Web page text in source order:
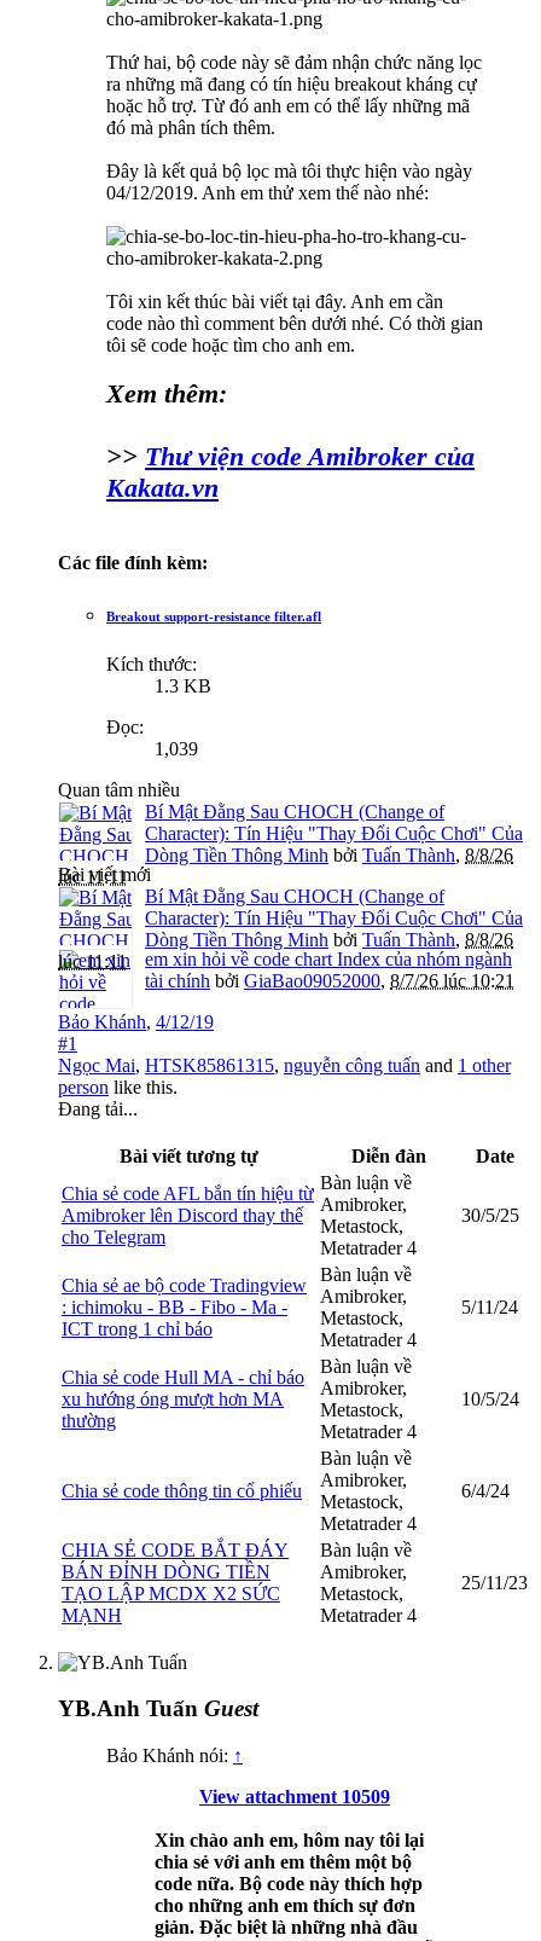
Thứ hai, bộ code này sẽ đảm nhận chức năng lọc
ra những mã đang có tín hiệu breakout kháng cự
hoặc hỗ trợ. Từ đó anh em có thể lấy những mã
đó mà phân tích thêm.
Đây là kết quả bộ lọc mà tôi thực hiện vào ngày
04/12/2019. Anh em thử xem thế nào nhé:
Tôi xin kết thúc bài viết tại đây. Anh em cần
code nào thì comment bên dưới nhé. Có thời gian
tôi sẽ code hoặc tìm cho anh em.
Xem thêm:
>> Thư viện code Amibroker của
Kakata.vn
Các file đính kèm:
Breakout support-resistance filter.afl
Kích thước:
1.3 KB
Đọc:
1,039
Quan tâm nhiều
Bí Mật Đằng Sau CHOCH (Change of
Character): Tín Hiệu "Thay Đổi Cuộc Chơi" Của
Dòng Tiền Thông Minh bởi Tuấn Thành, 8/8/26
lúc 11:11
Bài viết mới
Bí Mật Đằng Sau CHOCH (Change of
Character): Tín Hiệu "Thay Đổi Cuộc Chơi" Của
Dòng Tiền Thông Minh bởi Tuấn Thành, 8/8/26
lúc 11:11
em xin hỏi về code chart Index của nhóm ngành
tài chính bởi GiaBao09052000, 8/7/26 lúc 10:21
Bảo Khánh, 4/12/19
#1
Ngọc Mai, HTSK85861315, nguyễn công tuấn and 1 other
person like this.
Đang tải...
Bài viết tương tự Diễn đàn
Date
Chia sẻ code AFL bắn tín hiệu từ
Amibroker lên Discord thay thế
cho Telegram
Bàn luận về
Amibroker,
Metastock,
Metatrader 4
30/5/25
Chia sẻ ae bộ code Tradingview
: ichimoku - BB - Fibo - Ma -
ICT trong 1 chỉ báo
Bàn luận về
Amibroker,
Metastock,
Metatrader 4
5/11/24
Chia sẻ code Hull MA - chỉ báo
xu hướng óng mượt hơn MA
thường
Bàn luận về
Amibroker,
Metastock,
Metatrader 4
10/5/24
Chia sẻ code thông tin cổ phiếu
Bàn luận về
Amibroker,
Metastock,
Metatrader 4
6/4/24
CHIA SẺ CODE BẮT ĐÁY
BÁN ĐỈNH DÒNG TIỀN
TẠO LẬP MCDX X2 SỨC
MẠNH
Bàn luận về
Amibroker,
Metastock,
Metatrader 4
25/11/23
YB.Anh Tuấn Guest
Bảo Khánh nói: ↑
View attachment 10509
Xin chào anh em, hôm nay tôi lại
chia sẻ với anh em thêm một bộ
code nữa. Bộ code này thích hợp
cho những anh em thích sự đơn
giản. Đặc biệt là những nhà đầu